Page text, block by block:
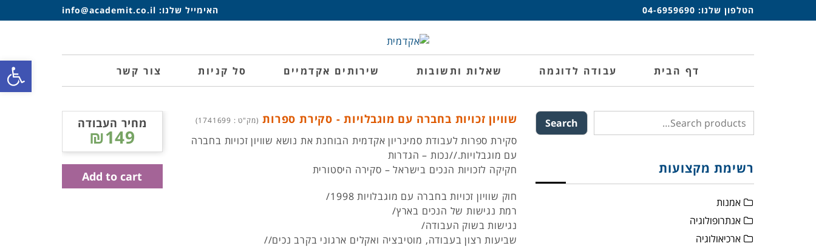
הטלפון שלנו: 04-6959690 האימייל שלנו: info@academit.co.il
דף הבית עבודה לדוגמה שאלות ותשובות שירותים אקדמיים סל קניות צור קשר
שוויון זכויות בחברה עם מוגבלויות - סקירת ספרות (מק"ט : 1741699)
סקירת ספרות לעבודת סמינריון אקדמית הבוחנת את נושא שוויון זכויות בחברה
עם מוגבלויות.//נכות – הגדרות
חקיקה לזכויות הנכים בישראל – סקירה היסטורית
חוק שוויון זכויות בחברה עם מוגבלויות 1998/
רמת נגישות של הנכים בארץ/
נגישות בשוק העבודה/
שביעות רצון בעבודה, מוטיבציה ואקלים ארגוני בקרב נכים//
מחיר העבודה
₪149
Add to cart
Search
רשימת מקצועות
אמנות
אנתרופולוגיה
ארכיאולוגיה
פתח